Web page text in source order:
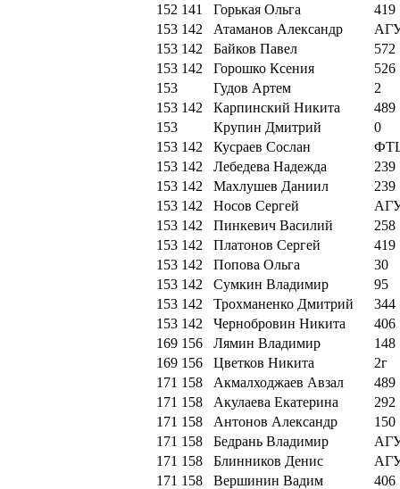
152 141 Горькая Ольга
419
153 142 Атаманов Александр
153 142 Байков Павел
572
153 142 Горошко Ксения
526
153
Гудов Артем
2
153 142 Карпинский Никита
489
153
Крупин Дмитрий
0
153 142 Кусраев Сослан
153 142 Лебедева Надежда
239
153 142 Махлушев Даниил
239
153 142 Носов Сергей
153 142 Пинкевич Василий
258
153 142 Платонов Сергей
419
153 142 Попова Ольга
30
153 142 Сумкин Владимир
95
153 142 Трохманенко Дмитрий
344
153 142 Чернобровин Никита
406
169 156 Лямин Владимир
148
169 156 Цветков Никита
2г
171 158 Акмалходжаев Авзал
489
171 158 Акулаева Екатерина
292
171 158 Антонов Александр
150
171 158 Бедрань Владимир
171 158 Блинников Денис
171 158 Вершинин Вадим
406